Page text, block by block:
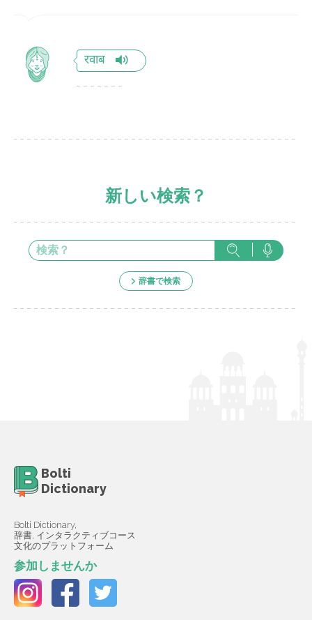
रवाब
新しい検索？
辞書で検索
Bolti
Dictionary
Bolti Dictionary,
辞書, インタラクティブコース
文化のプラットフォーム
参加しませんか